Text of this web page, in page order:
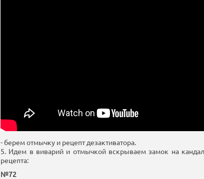
- берем отмычку и рецепт дезактиватора.
5. Идем в виварий и отмычкой вскрываем замок на
рецепта:
№72